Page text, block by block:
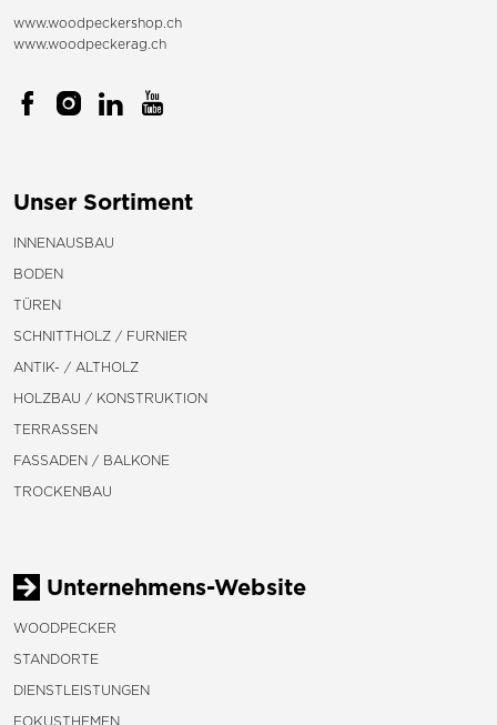
www.woodpeckershop.ch
www.woodpeckerag.ch
Unser Sortiment
INNENAUSBAU
BODEN
TÜREN
SCHNITTHOLZ / FURNIER
ANTIK- / ALTHOLZ
HOLZBAU / KONSTRUKTION
TERRASSEN
FASSADEN / BALKONE
TROCKENBAU
Unternehmens-Website
WOODPECKER
STANDORTE
DIENSTLEISTUNGEN
FOKUSTHEMEN